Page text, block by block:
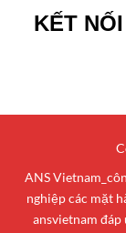
KẾT
ANS
nghiệp các mặt
ansvietnam đáp